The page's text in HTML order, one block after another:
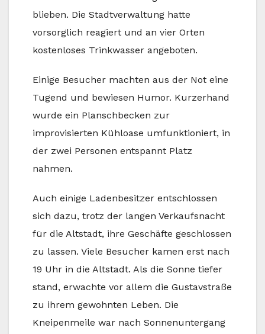
blieben. Die Stadtverwaltung hatte
vorsorglich reagiert und an vier Orten
kostenloses Trinkwasser angeboten.
Einige Besucher machten aus der Not eine
Tugend und bewiesen Humor. Kurzerhand
wurde ein Planschbecken zur
improvisierten Kühloase umfunktioniert, in
der zwei Personen entspannt Platz
nahmen.
Auch einige Ladenbesitzer entschlossen
sich dazu, trotz der langen Verkaufsnacht
für die Altstadt, ihre Geschäfte geschlossen
zu lassen. Viele Besucher kamen erst nach
19 Uhr in die Altstadt. Als die Sonne tiefer
stand, erwachte vor allem die Gustavstraße
zu ihrem gewohnten Leben. Die
Kneipenmeile war nach Sonnenuntergang